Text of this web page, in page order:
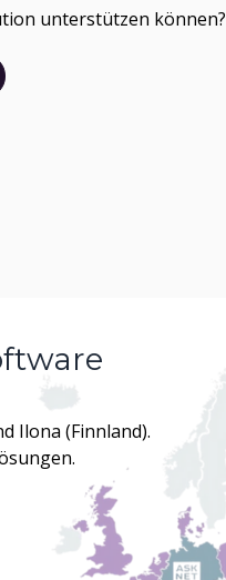
unterstützen können?
Ilona (Finnland).